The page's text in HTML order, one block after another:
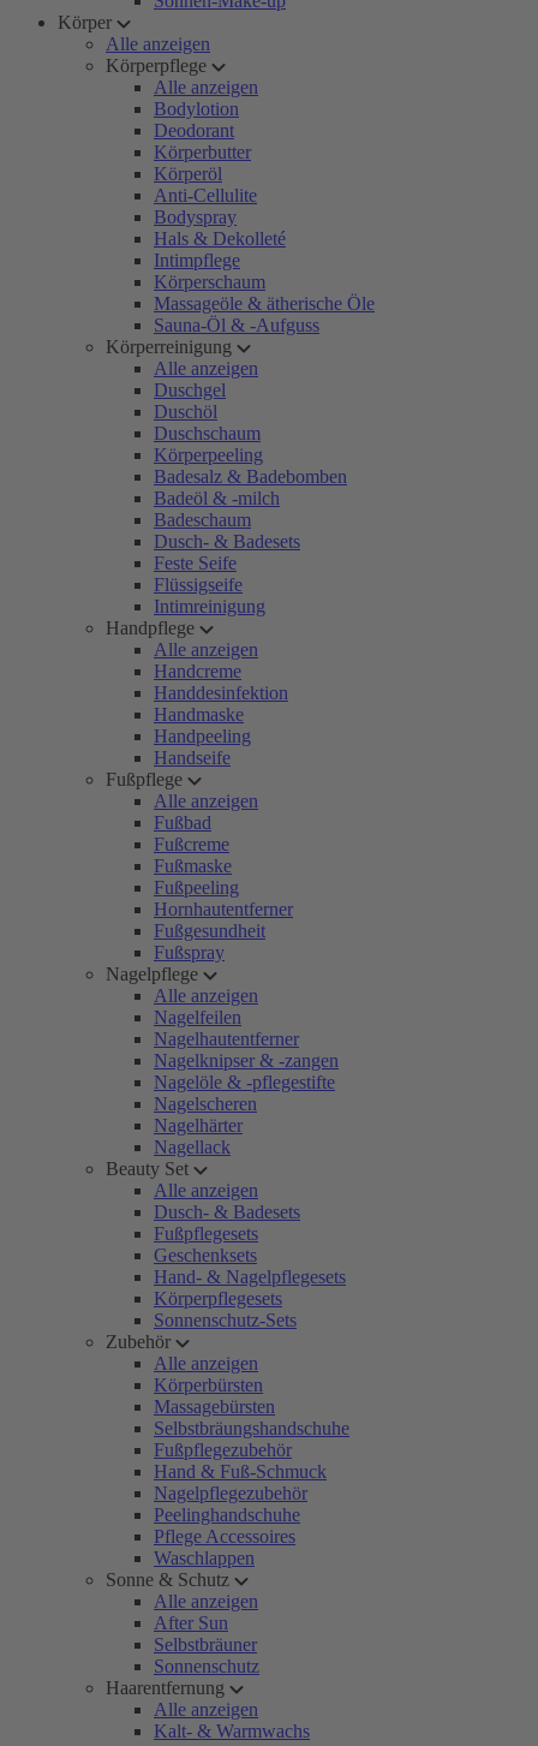
Körper
Alle anzeigen
Körperpflege
Alle anzeigen
Bodylotion
Deodorant
Körperbutter
Körperöl
Anti-Cellulite
Bodyspray
Hals & Dekolleté
Intimpflege
Körperschaum
Massageöle & ätherische Öle
Sauna-Öl & -Aufguss
Körperreinigung
Alle anzeigen
Duschgel
Duschöl
Duschschaum
Körperpeeling
Badesalz & Badebomben
Badeöl & -milch
Badeschaum
Dusch- & Badesets
Feste Seife
Flüssigseife
Intimreinigung
Handpflege
Alle anzeigen
Handcreme
Handdesinfektion
Handmaske
Handpeeling
Handseife
Fußpflege
Alle anzeigen
Fußbad
Fußcreme
Fußmaske
Fußpeeling
Hornhautentferner
Fußgesundheit
Fußspray
Nagelpflege
Alle anzeigen
Nagelfeilen
Nagelhautentferner
Nagelknipser & -zangen
Nagelöle & -pflegestifte
Nagelscheren
Nagelhärter
Nagellack
Beauty Set
Alle anzeigen
Dusch- & Badesets
Fußpflegesets
Geschenksets
Hand- & Nagelpflegesets
Körperpflegesets
Sonnenschutz-Sets
Zubehör
Alle anzeigen
Körperbürsten
Massagebürsten
Selbstbräungshandschuhe
Fußpflegezubehör
Hand & Fuß-Schmuck
Nagelpflegezubehör
Peelinghandschuhe
Pflege Accessoires
Waschlappen
Sonne & Schutz
Alle anzeigen
After Sun
Selbstbräuner
Sonnenschutz
Haarentfernung
Alle anzeigen
Kalt- & Warmwachs